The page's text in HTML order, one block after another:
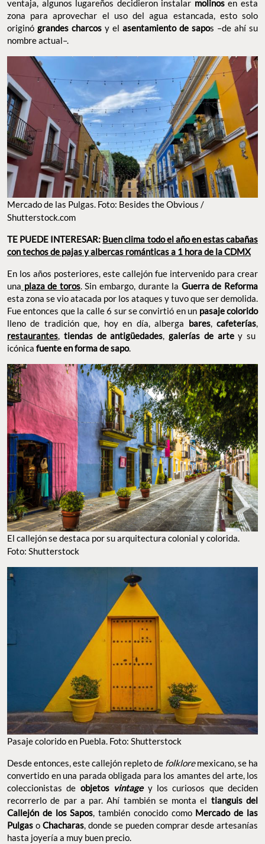
ventaja, algunos lugareños decidieron instalar molinosen esta
zona para aprovechar el uso del agua estancada, esto solo
originó grandes charcos y el asentamiento de sapos –de ahí su
nombre actual–.
Mercado de las Pulgas. Foto: Besides the Obvious /
Shutterstock.com
TE PUEDE INTERESAR: Buen clima todo el año en estas cabañas
con techos de pajas y albercas románticas a 1 hora de la CDMX
En los años posteriores, este callejón fue intervenido para crear
una plaza de toros. Sin embargo, durante la Guerra de Reforma
esta zona se vio atacada por los ataques y tuvo que ser demolida.
Fue entonces que la calle 6 sur se convirtió en un pasaje colorido
lleno de tradición que, hoy en día, alberga bares,cafeterías,
restaurantes, tiendas de antigüedades,galerías de artey su
icónica fuente en forma de sapo.
El callejón se destaca por su arquitectura colonial y colorida.
Foto: Shutterstock
Pasaje colorido en Puebla. Foto: Shutterstock
Desde entonces, este callejón repleto de folkloremexicano, se ha
convertido en una parada obligada para los amantes del arte, los
coleccionistas de objetos vintagey los curiosos que deciden
recorrerlo de par a par. Ahí también se monta el tianguis del
Callejón de los Sapos, también conocido como Mercado de las
Pulgas o Chacharas, donde se pueden comprar desde artesanías
hasta joyería a muy buen precio.